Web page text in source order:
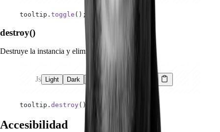
tooltip. toggle ();
destroy()
Destruye la instancia y elimina eventos.
Js Light Dark
tooltip. destroy();
Accesibilidad